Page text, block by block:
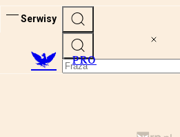
Serwisy
PRO